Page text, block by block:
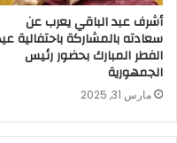
أشرف عبد الباقي يعرب عن
سعادته بالمشاركة باحتفالية
الفطر المبارك بحضور رئيس
الجمهورية
مارس 31, 2025